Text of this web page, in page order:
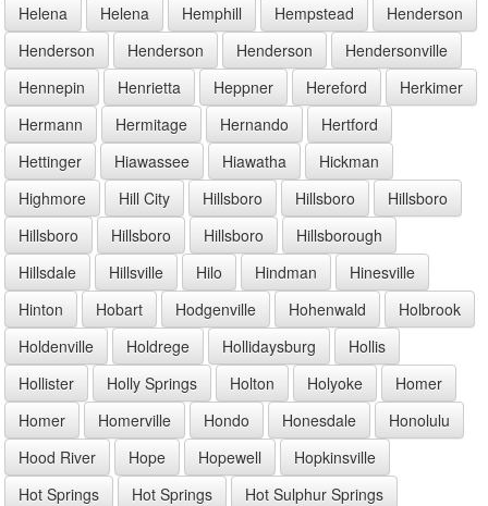
Helena
Helena Hemphill Hempstead
Henderson
Henderson
Henderson Henderson
Hendersonville
Hennepin
Henrietta Heppner Hereford
Herkimer
Hermann
Hermitage Hernando
Hertford
Hettinger
Hiawassee Hiawatha
Hickman
Highmore
Hill City Hillsboro Hillsboro
Hillsboro
Hillsboro
Hillsboro Hillsboro
Hillsborough
Hillsdale
Hillsville Hilo Hindman
Hinesville
Hinton
Hobart Hodgenville Hohenwald
Holbrook
Holdenville
Holdrege Hollidaysburg
Hollis
Hollister
Holly Springs Holton Holyoke
Homer
Homer
Homerville Hondo Honesdale
Honolulu
Hood River
Hope Hopewell
Hopkinsville
Hot Springs
Hot Springs
Hot Sulphur Springs